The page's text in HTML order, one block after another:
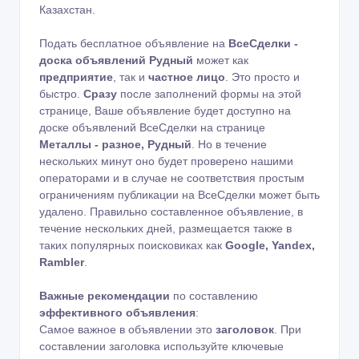
Казахстан.
Подать бесплатное объявление на ВсеСделки -
доска объявлений Рудный может как
предприятие , так и частное лицо . Это просто и
быстро. Сразу после заполнений формы на этой
странице, Ваше объявление будет доступно на
доске объявлений ВсеСделки на странице
Металлы - разное, Рудный . Но в течение
нескольких минут оно будет проверено нашими
операторами и в случае не соответствия простым
ограничениям публикации на ВсеСделки может быть
удалено. Правильно составленное объявление, в
течение нескольких дней, размещается также в
таких популярных поисковиках как Google, Yandex,
Rambler.
Важные рекомендации по составлению
эффективного объявления:
Самое важное в объявлении это заголовок . При
составлении заголовка используйте ключевые